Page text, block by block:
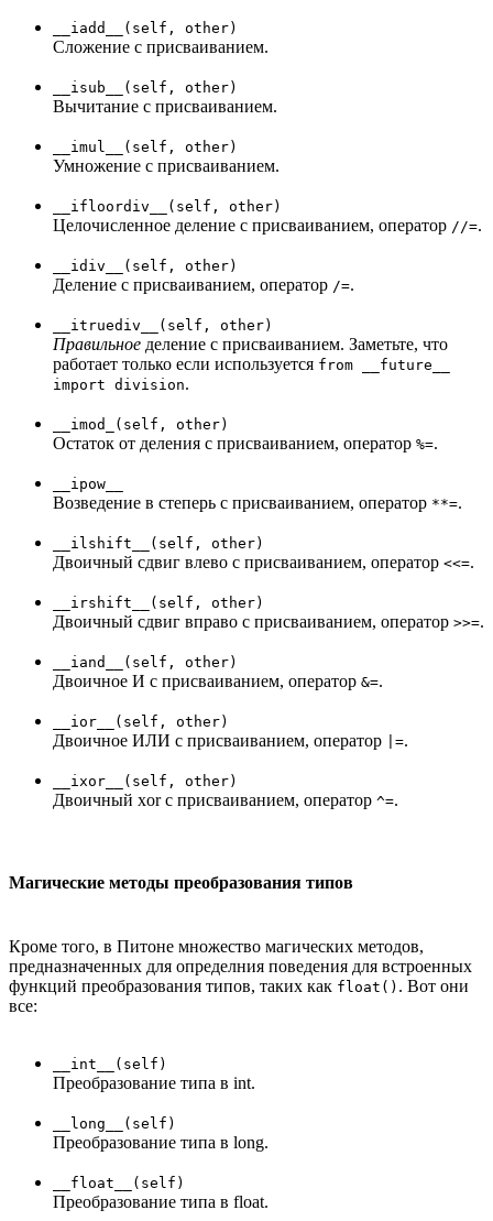
__iadd__(self, other)
Сложение с присваиванием.
__isub__(self, other)
Вычитание с присваиванием.
__imul__(self, other)
Умножение с присваиванием.
__ifloordiv__(self, other)
Целочисленное деление с присваиванием, оператор //=.
__idiv__(self, other)
Деление с присваиванием, оператор /=.
__itruediv__(self, other)
Правильное деление с присваиванием. Заметьте, что
работает только если используется from __future__
import division.
__imod_(self, other)
Остаток от деления с присваиванием, оператор %=.
__ipow__
Возведение в степерь с присваиванием, оператор **=.
__ilshift__(self, other)
Двоичный сдвиг влево с присваиванием, оператор <<=.
__irshift__(self, other)
Двоичный сдвиг вправо с присваиванием, оператор >>=.
__iand__(self, other)
Двоичное И с присваиванием, оператор &=.
__ior__(self, other)
Двоичное ИЛИ с присваиванием, оператор |=.
__ixor__(self, other)
Двоичный xor с присваиванием, оператор ^=.
Магические методы преобразования типов
Кроме того, в Питоне множество магических методов,
предназначенных для определния поведения для встроенных
функций преобразования типов, таких как float() . Вот они
все:
__int__(self)
Преобразование типа в int.
__long__(self)
Преобразование типа в long.
__float__(self)
Преобразование типа в float.